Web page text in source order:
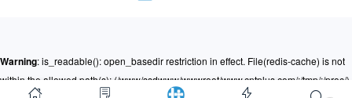
in/www/ssdwww/wwwroot/www.cntplus.com/wp-content/themes/mnews-
pro/Framework/Helpers/common.function.phpon line 237